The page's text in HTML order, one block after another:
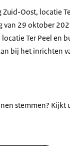
Oost, locatie
van 29 oktober
Ter Peel en
bij het inrichten
stemmen? Kijkt